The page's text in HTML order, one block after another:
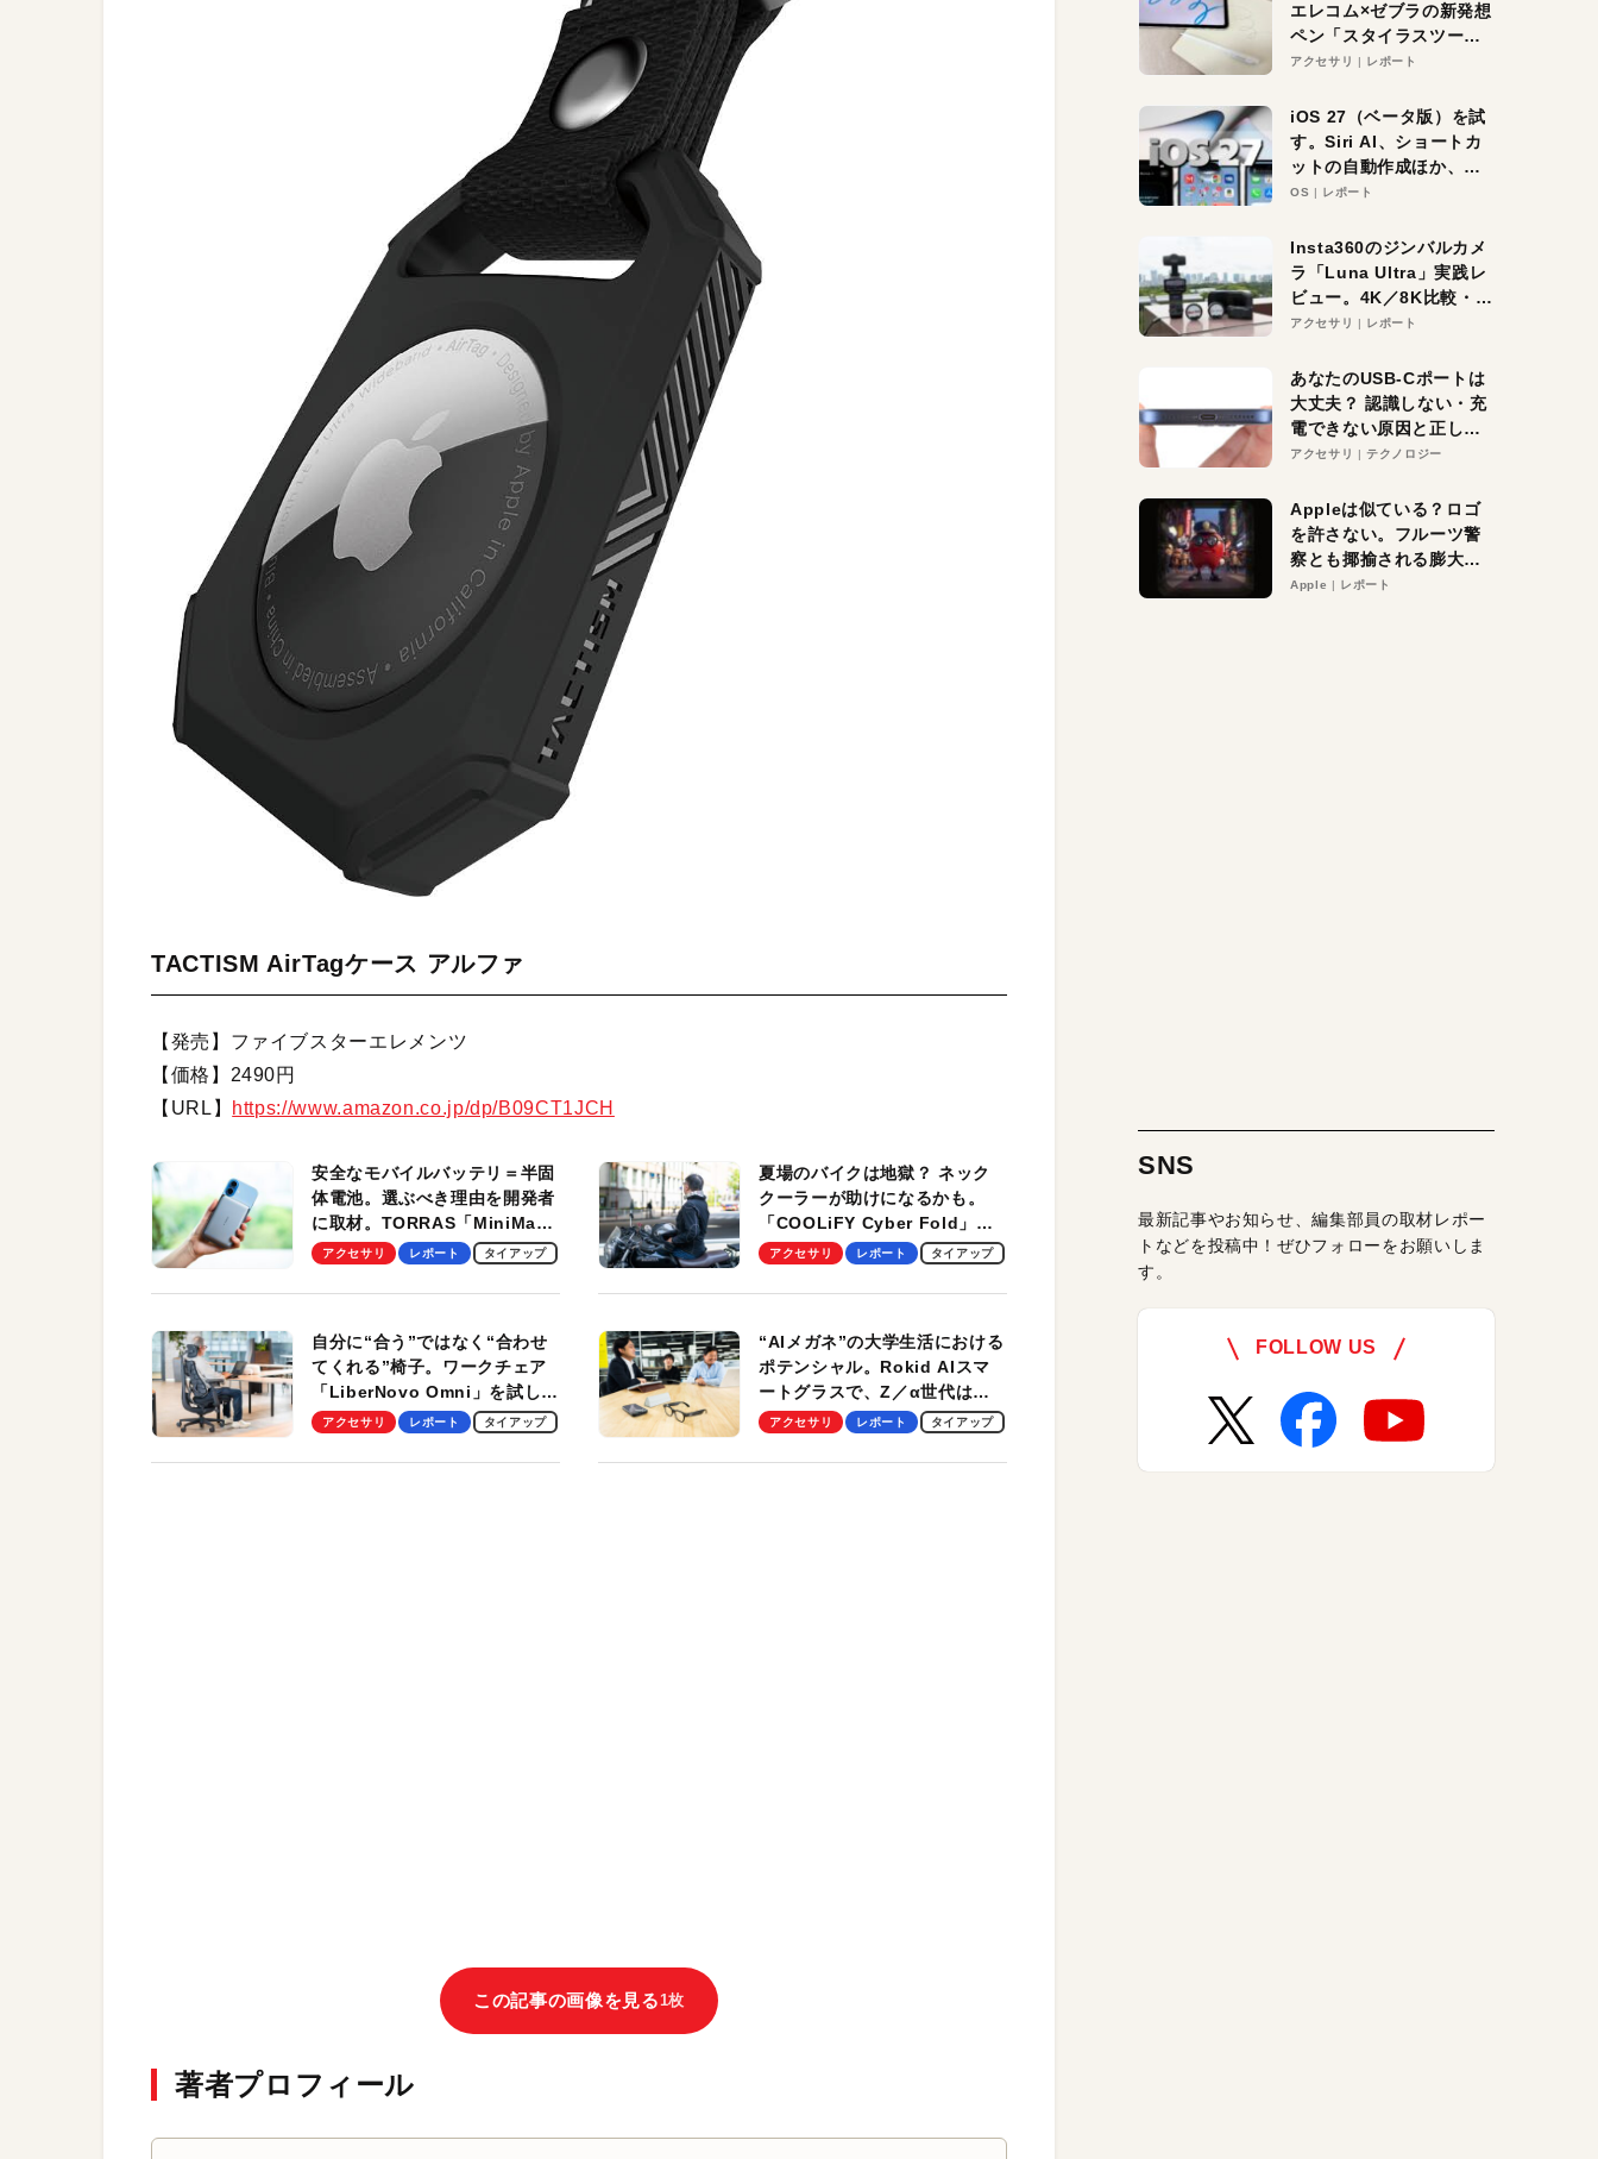
TACTISM AirTagケース アルファ
【発売】ファイブスターエレメンツ
【価格】2490円
【URL】
https://www.amazon.co.jp/dp/B09CT1JCH
安全なモバイルバッテリ＝半固
体電池。選ぶべき理由を開発者
に取材。TORRAS「MiniMag
Pro」の実機レビューも
アクセサリ レポート タイアップ
夏場のバイクは地獄？ ネック
クーラーが助けになるかも。
「COOLiFY Cyber Fold」レ
ビュー。冷却の速さ、密着する
性がグッド！
アクセサリ レポート タイアップ
自分に“合う”ではなく“合わせ
てくれる”椅子。ワークチェア
「LiberNovo Omni」を試して
わかったその魅力。まさかのス
アクセサリ レポート タイアップ
“AIメガネ”の大学生活における
ポテンシャル。Rokid AIスマ
ートグラスで、Z／α世代は何
を見る？ 現役学生起業家、そ
【PR】
アクセサリ レポート タイアップ
この記事の画像を見る1枚
著者プロフィール
エレコム×ゼブラの新発想
ペン「スタイラスツーウ
ェイ」レビュー。持ち替
アクセサリ レポート
iOS 27（ベータ版）を試
す。Siri AI、ショートカ
ットの自動作成ほか、期
待大の便利機能5選。
る未来はすぐそこ！
OS レポート
Insta360のジンバルカメ
ラ「Luna Ultra」実践レ
ビュー。4K／8K比較・ズ
ーム・夜間撮影をチェッ
アクセサリ レポート
あなたのUSB-Cポートは
大丈夫？ 認識しない・充
電できない原因と正しい
対策
アクセサリ テクノロジー
Appleは似ている？ロゴ
を許さない。フルーツ警
察とも揶揄される膨大な
異議申し立て。対象は非
Apple レポート
SNS
最新記事やお知らせ、編集部員の取材レポー
トなどを投稿中！ぜひフォローをお願いしま
す。
FOLLOW US